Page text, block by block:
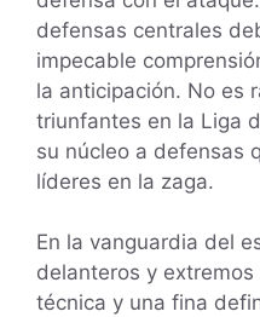
defensas centrales
impecable
la anticipación. No es
triunfantes en la Liga
su núcleo a defensas
líderes en la zaga.
En la vanguardia del
delanteros y
técnica y una fina